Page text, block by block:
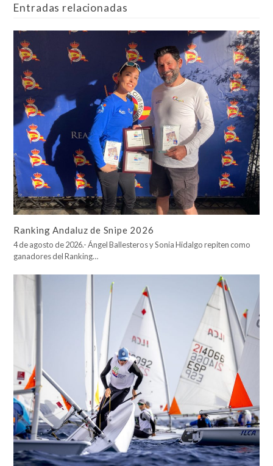
Entradas relacionadas
Ranking Andaluz de Snipe 2026
4 de agosto de 2026.- Ángel Ballesteros y Sonia Hidalgo repiten como
ganadores del Ranking…